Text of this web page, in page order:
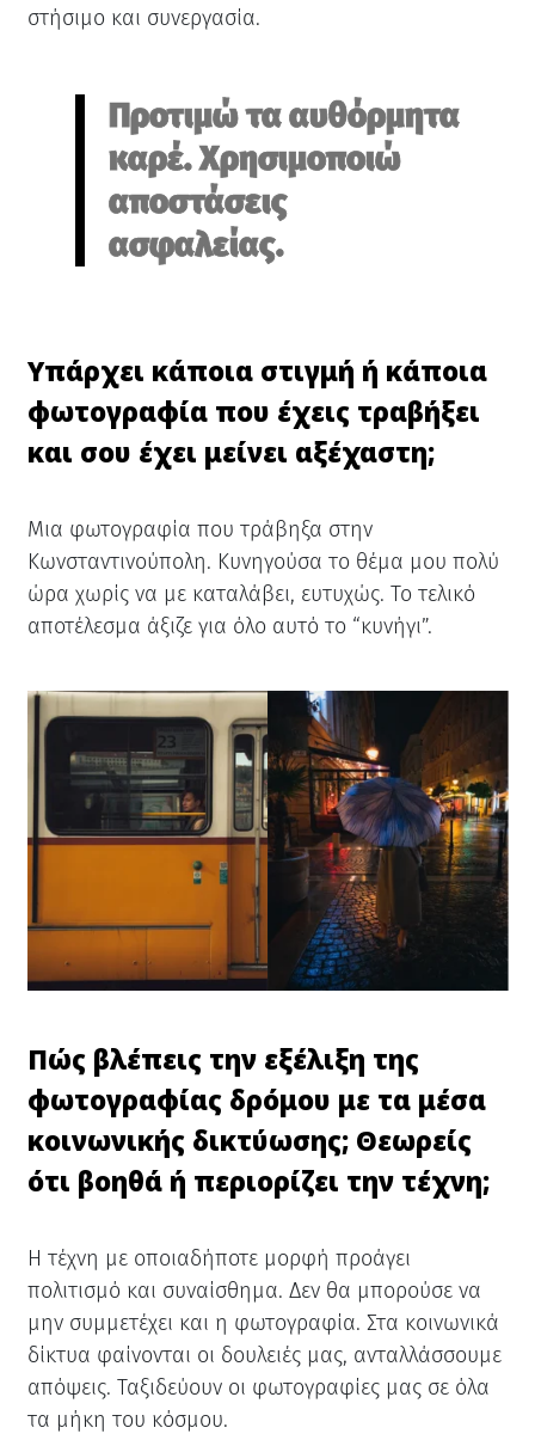
στήσιμο και συνεργασία.
Προτιμώ τα αυθόρμητα
καρέ. Χρησιμοποιώ
αποστάσεις
ασφαλείας.
Υπάρχει κάποια στιγμή ή κάποια
φωτογραφία που έχεις τραβήξει
και σου έχει μείνει αξέχαστη;
Μια φωτογραφία που τράβηξα στην
Κωνσταντινούπολη. Κυνηγούσα το θέμα μου πολύ
ώρα χωρίς να με καταλάβει, ευτυχώς. Το τελικό
αποτέλεσμα άξιζε για όλο αυτό το “κυνήγι”.
Πώς βλέπεις την εξέλιξη της
φωτογραφίας δρόμου με τα μέσα
κοινωνικής δικτύωσης; Θεωρείς
ότι βοηθά ή περιορίζει την τέχνη;
Η τέχνη με οποιαδήποτε μορφή προάγει
πολιτισμό και συναίσθημα. Δεν θα μπορούσε να
μην συμμετέχει και η φωτογραφία. Στα κοινωνικά
δίκτυα φαίνονται οι δουλειές μας, ανταλλάσσουμε
απόψεις. Ταξιδεύουν οι φωτογραφίες μας σε όλα
τα μήκη του κόσμου.